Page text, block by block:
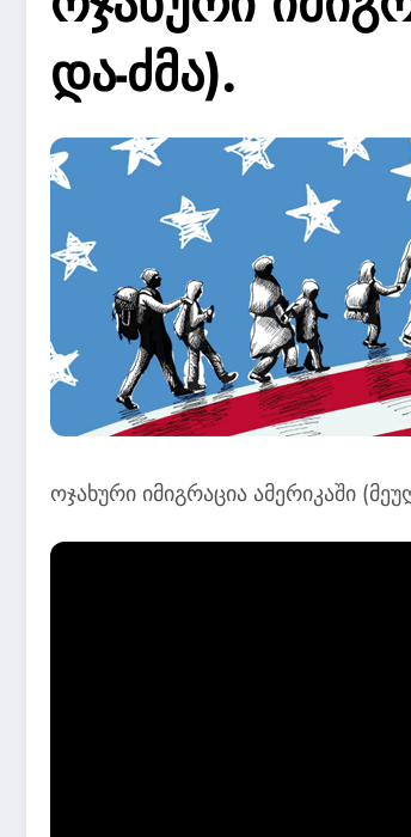
და-ძმა).
ოჯახური იმიგრაცია ამერიკაში